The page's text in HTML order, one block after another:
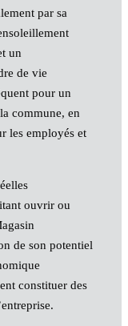
par sa
un
de vie
pour un
commune, en
les employés et
ouvrir ou
de son potentiel
constituer des